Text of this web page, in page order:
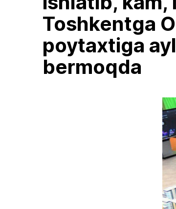
Toshkentga
poytaxtiga
bermoqda